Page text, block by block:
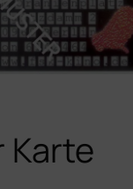
Karte